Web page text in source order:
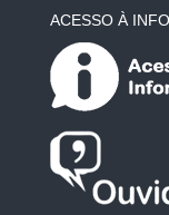
ACESSO À